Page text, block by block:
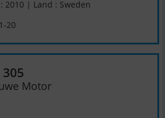
| Land : Sweden
20
Motor